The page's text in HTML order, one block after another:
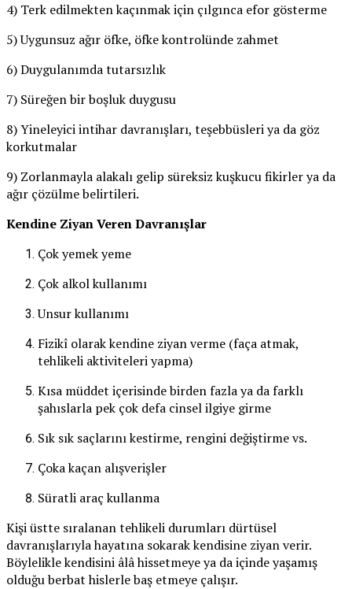
4) Terk edilmekten kaçınmak için çılgınca efor gösterme
5) Uygunsuz ağır öfke, öfke kontrolünde zahmet
6) Duygulanımda tutarsızlık
7) Süreğen bir boşluk duygusu
8) Yineleyici intihar davranışları, teşebbüsleri ya da göz
korkutmalar
9) Zorlanmayla alakalı gelip süreksiz kuşkucu fikirler ya da
ağır çözülme belirtileri.
Kendine Ziyan Veren Davranışlar
Çok yemek yeme
Çok alkol kullanımı
Unsur kullanımı
Fizikî olarak kendine ziyan verme (faça atmak,
tehlikeli aktiviteleri yapma)
Kısa müddet içerisinde birden fazla ya da farklı
şahıslarla pek çok defa cinsel ilgiye girme
Sık sık saçlarını kestirme, rengini değiştirme vs.
Çoka kaçan alışverişler
Süratli araç kullanma
Kişi üstte sıralanan tehlikeli durumları dürtüsel
davranışlarıyla hayatına sokarak kendisine ziyan verir.
Böylelikle kendisini âlâ hissetmeye ya da içinde yaşamış
olduğu berbat hislerle baş etmeye çalışır.